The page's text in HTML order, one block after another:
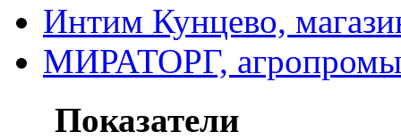
Интим Кунцево,
МИРАТОРГ,
Показатели